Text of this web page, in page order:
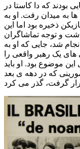
بودند که دا کاستا در
به میدان رفت. او به
ذخیره بود اما این
و توجه تماشاگران
شد، جایی که او به
یک رهبر واقعی را
موضوع بود. او باید
مورینی که در دهه ی بعد